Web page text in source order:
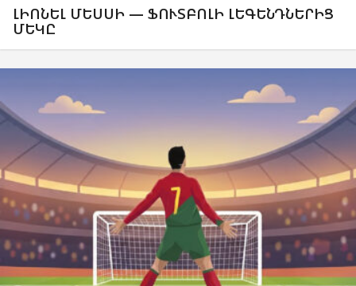
ԼԻՈՆԵԼ ՄԵՍՍԻ — ՖՈՒՏԲՈԼԻ ԼԵԳԵՆԴՆԵՐԻՑ
ՄԵԿԸ